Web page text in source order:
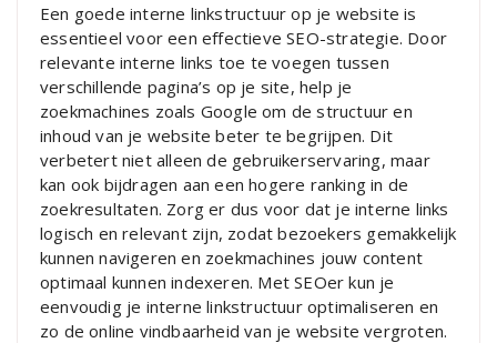
Een goede interne linkstructuur op je website is
essentieel voor een effectieve SEO-strategie. Door
relevante interne links toe te voegen tussen
verschillende pagina’s op je site, help je
zoekmachines zoals Google om de structuur en
inhoud van je website beter te begrijpen. Dit
verbetert niet alleen de gebruikerservaring, maar
kan ook bijdragen aan een hogere ranking in de
zoekresultaten. Zorg er dus voor dat je interne links
logisch en relevant zijn, zodat bezoekers gemakkelijk
kunnen navigeren en zoekmachines jouw content
optimaal kunnen indexeren. Met SEOer kun je
eenvoudig je interne linkstructuur optimaliseren en
zo de online vindbaarheid van je website vergroten.